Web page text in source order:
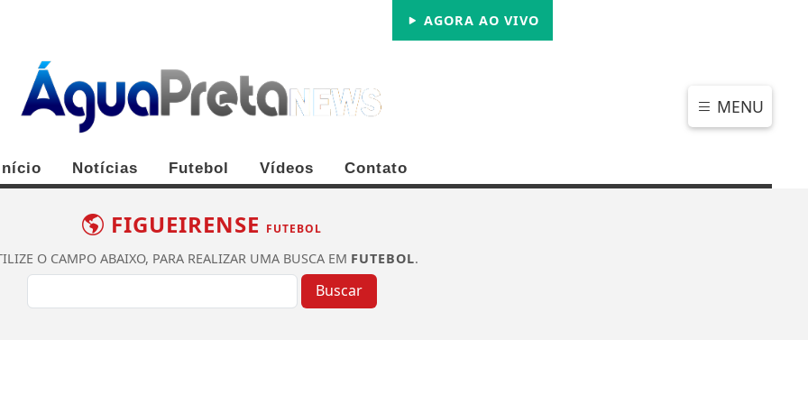
AGORA AO VIVO
MENU
Notícias Futebol Vídeos Contato
FIGUEIRENSE FUTEBOL
O CAMPO ABAIXO, PARA REALIZAR UMA BUSCA EM FUTEBOL.
Buscar